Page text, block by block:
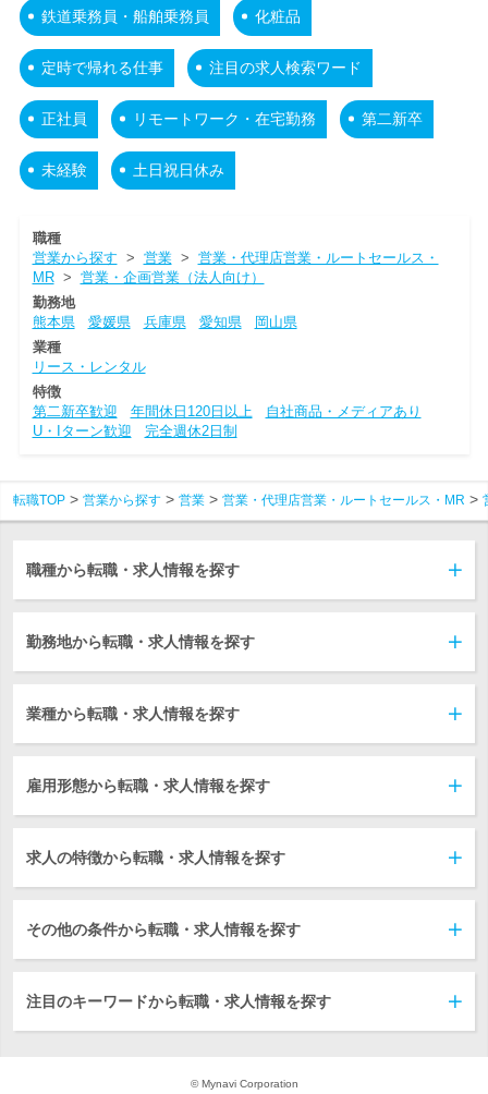
鉄道乗務員・船舶乗務員 化粧品
定時で帰れる仕事 注目の求人検索ワード
正社員 リモートワーク・在宅勤務 第二新卒
未経験 土日祝日休み
職種
営業から探す > 営業> 営業・代理店営業・ルートセールス・
MR> 営業・企画営業（法人向け）
勤務地
熊本県
愛媛県 兵庫県 愛知県
岡山県
業種
リース・レンタル
特徴
第二新卒歓迎
年間休日120日以上
自社商品・メディアあり
U・Iターン歓迎
完全週休2日制
転職TOP 営業から探す 営業 営業・代理店営業・ルートセールス・MR
職種から転職・求人情報を探す
勤務地から転職・求人情報を探す
業種から転職・求人情報を探す
雇用形態から転職・求人情報を探す
求人の特徴から転職・求人情報を探す
その他の条件から転職・求人情報を探す
注目のキーワードから転職・求人情報を探す
© Mynavi Corporation